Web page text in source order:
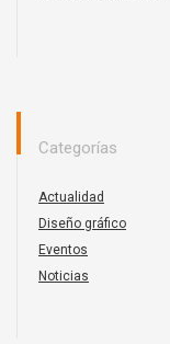
Categorías
Actualidad
Diseño gráfico
Eventos
Noticias